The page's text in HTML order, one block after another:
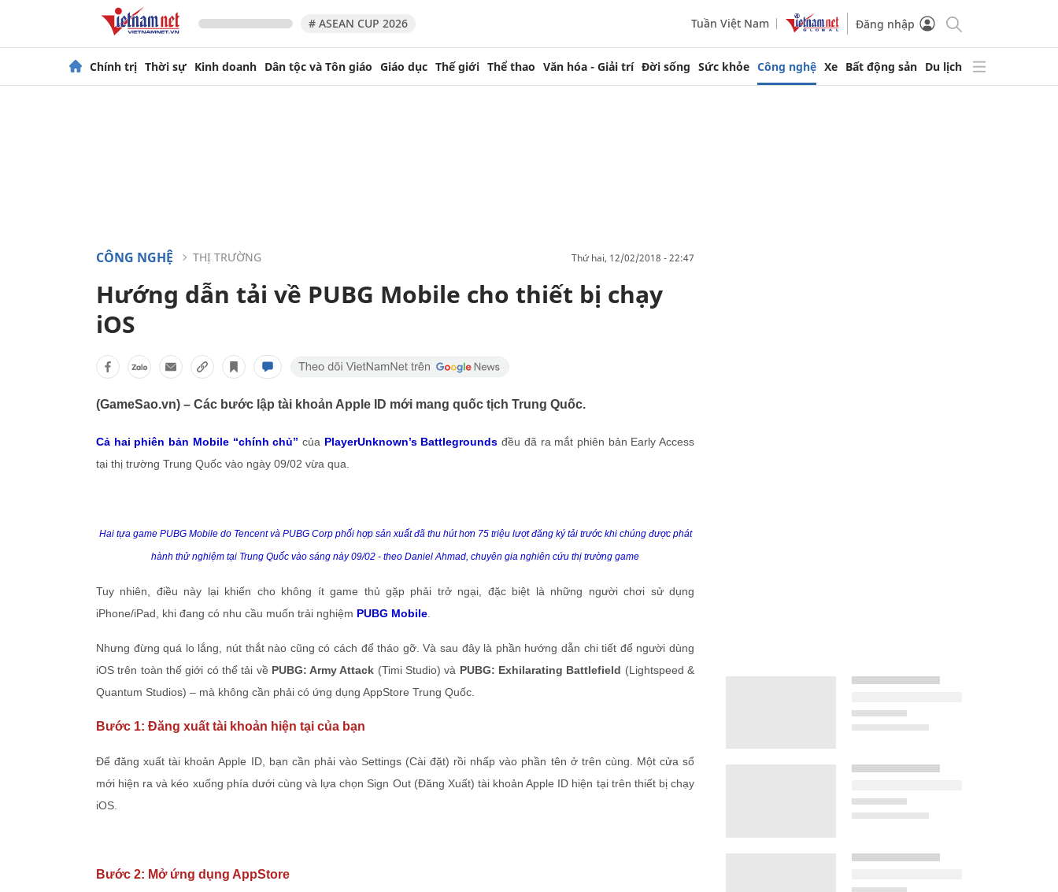
# ASEAN CUP 2026 Tuần Việt Nam Đăng nhập
Chính trị Thời sự Kinh doanh Dân tộc và Tôn giáo Giáo dục Thế giới Thể thao Văn hóa - Giải trí Đời sống Sức khỏe Công nghệ Xe Bất động sản Du lịch
CÔNG NGHỆ THỊ TRƯỜNG thứ hai, 12/02/2018 - 22:47
Hướng dẫn tải về PUBG Mobile cho thiết bị chạy
iOS
(GameSao.vn) – Các bước lập tài khoản Apple ID mới mang quốc tịch Trung Quốc.
Cả hai phiên bản Mobile “chính chủ” của PlayerUnknown’s Battlegrounds đều đã ra mắt phiên bản Early Access
tại thị trường Trung Quốc vào ngày 09/02 vừa qua.
Hai tựa game PUBG Mobile do Tencent và PUBG Corp phối hợp sản xuất đã thu hút hơn 75 triệu lượt đăng ký tải trước khi chúng được phát
hành thử nghiệm tại Trung Quốc vào sáng này 09/02 - theo Daniel Ahmad, chuyên gia nghiên cứu thị trường game
Tuy nhiên, điều này lại khiến cho không ít game thủ gặp phải trở ngại, đặc biệt là những người chơi sử dụng
iPhone/iPad, khi đang có nhu cầu muốn trải nghiệm PUBG Mobile
Nhưng đừng quá lo lắng, nút thắt nào cũng có cách để tháo gỡ. Và sau đây là phần hướng dẫn chi tiết để người dùng
iOS trên toàn thế giới có thể tải về PUBG: Army Attack (Timi Studio) và PUBG: Exhilarating Battlefield (Lightspeed &
Quantum Studios) – mà không cần phải có ứng dụng AppStore Trung Quốc.
Bước 1: Đăng xuất tài khoản hiện tại của bạn
Để đăng xuất tài khoản Apple ID, bạn cần phải vào Settings (Cài đặt) rồi nhấp vào phần tên ở trên cùng. Một cửa sổ
mới hiện ra và kéo xuống phía dưới cùng và lựa chọn Sign Out (Đăng Xuất) tài khoản Apple ID hiện tại trên thiết bị chạy
iOS.
Bước 2: Mở ứng dụng AppStore